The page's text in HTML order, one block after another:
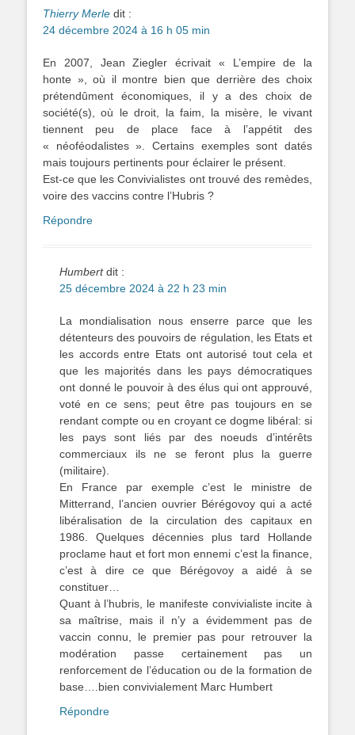
Thierry Merle dit :
24 décembre 2024 à 16 h 05 min
En 2007, Jean Ziegler écrivait « L’empire de la
honte », où il montre bien que derrière des choix
prétendûment économiques, il y a des choix de
société(s), où le droit, la faim, la misère, le vivant
tiennent peu de place face à l’appétit des
« néoféodalistes ». Certains exemples sont datés
mais toujours pertinents pour éclairer le présent.
Est-ce que les Convivialistes ont trouvé des remèdes,
voire des vaccins contre l’Hubris ?
Répondre
Humbert dit :
25 décembre 2024 à 22 h 23 min
La mondialisation nous enserre parce que les
détenteurs des pouvoirs de régulation, les Etats et
les accords entre Etats ont autorisé tout cela et
que les majorités dans les pays démocratiques
ont donné le pouvoir à des élus qui ont approuvé,
voté en ce sens; peut être pas toujours en se
rendant compte ou en croyant ce dogme libéral: si
les pays sont liés par des noeuds d’intérêts
commerciaux ils ne se feront plus la guerre
(militaire).
En France par exemple c’est le ministre de
Mitterrand, l’ancien ouvrier Bérégovoy qui a acté
libéralisation de la circulation des capitaux en
1986. Quelques décennies plus tard Hollande
proclame haut et fort mon ennemi c’est la finance,
c’est à dire ce que Bérégovoy a aidé à se
constituer…
Quant à l’hubris, le manifeste convivialiste incite à
sa maîtrise, mais il n’y a évidemment pas de
vaccin connu, le premier pas pour retrouver la
modération passe certainement pas un
renforcement de l’éducation ou de la formation de
base….bien convivialement Marc Humbert
Répondre